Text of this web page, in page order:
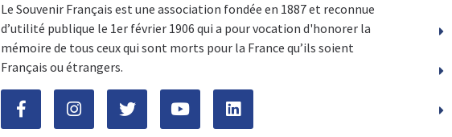
Le Souvenir Français est une association fondée en 1887 et reconnue
d’utilité publique le 1er février 1906 qui a pour vocation d'honorer la
mémoire de tous ceux qui sont morts pour la France qu’ils soient
Français ou étrangers.